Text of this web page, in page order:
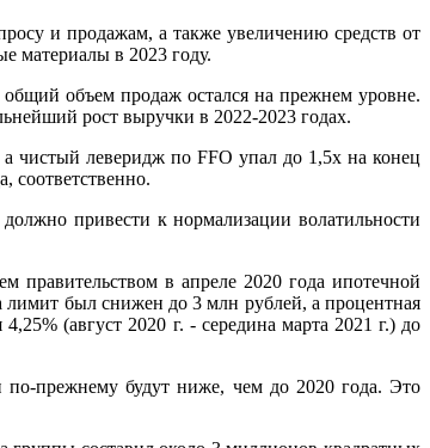
и продажам, а также увеличению средств от
материалы в 2023 году.
объем продаж остался на прежнем уровне.
рост выручки в 2022-2023 годах.
чистый леверидж по FFO упал до 1,5x на конец
соответственно.
привести к нормализации волатильности
в апреле 2020 года ипотечной
лимит был снижен до 3 млн рублей, а процентная
(август 2020 г. - середина марта 2021 г.) до
по-прежнему будут ниже, чем до 2020 года. Это